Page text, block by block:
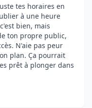
tes horaires en
à une heure
bien, mais
ton propre public,
N'aie pas peur
plan. Ça pourrait
prêt à plonger dans